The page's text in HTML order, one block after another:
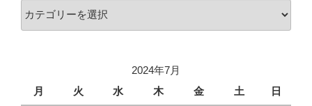
ブ
テ
2024年7月
月
火 水 木 金 土 日